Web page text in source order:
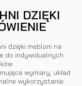
DZIĘKI
dzięki meblom na
do indywidualnych
wymiary, układ
wykorzystanie